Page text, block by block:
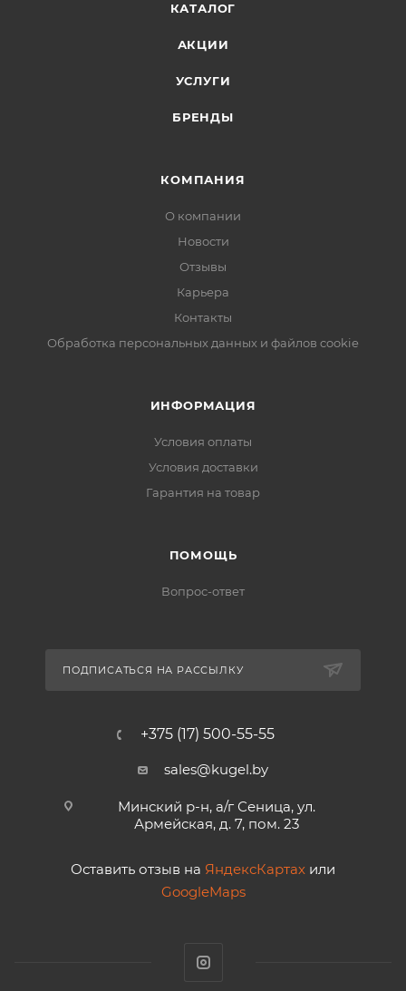
КАТАЛОГ
АКЦИИ
УСЛУГИ
БРЕНДЫ
КОМПАНИЯ
О компании
Новости
Отзывы
Карьера
Контакты
Обработка персональных данных и файлов cookie
ИНФОРМАЦИЯ
Условия оплаты
Условия доставки
Гарантия на товар
ПОМОЩЬ
Вопрос-ответ
ПОДПИСАТЬСЯ НА РАССЫЛКУ
+375 (17) 500-55-55
sales@kugel.by
Минский р-н, а/г Сеница, ул.
Армейская, д. 7, пом. 23
Оставить отзыв на ЯндексКартах или
GoogleMaps